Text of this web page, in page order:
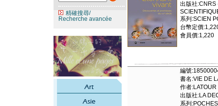
精確搜尋/
Recherche avancée
出版社:CNRS
系列:SCIEN
台幣定價
會員價:1,220
編號
書名:VIE DE
作者
出版社:LA
系列